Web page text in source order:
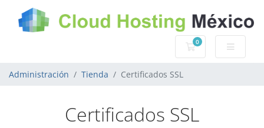
0
Carro de Pedidos
Administración Tienda Certificados SSL
Certificados SSL